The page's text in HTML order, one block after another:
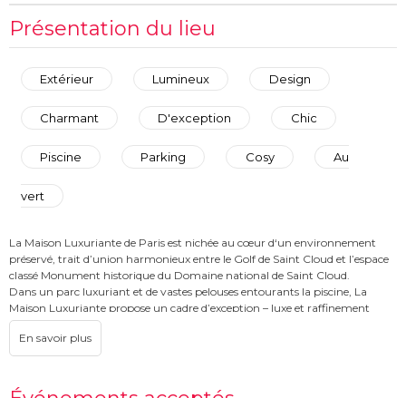
Présentation du lieu
Extérieur Lumineux Design
Charmant D'exception Chic
Piscine Parking Cosy Au
vert
La Maison Luxuriante de Paris est nichée au cœur d‘un environnement
préservé, trait d’union harmonieux entre le Golf de Saint Cloud et l’espace
classé Monument historique du Domaine national de Saint Cloud.
Dans un parc luxuriant et de vastes pelouses entourants la piscine, La
Maison Luxuriante propose un cadre d’exception – luxe et raffinement
Haute Couture de l'architecture italienne.
A 15 minutes seulement du centre de Paris, ce lieu unique accueil des
projets évènementiels et ouvre ses portes pour y recevoir vos réceptions